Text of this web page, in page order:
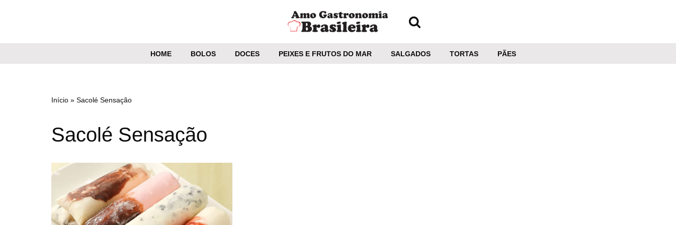
HOME BOLOS DOCES PEIXES E FRUTOS DO MAR SALGADOS TORTAS PÃES
Início » Sacolé Sensação
Sacolé Sensação